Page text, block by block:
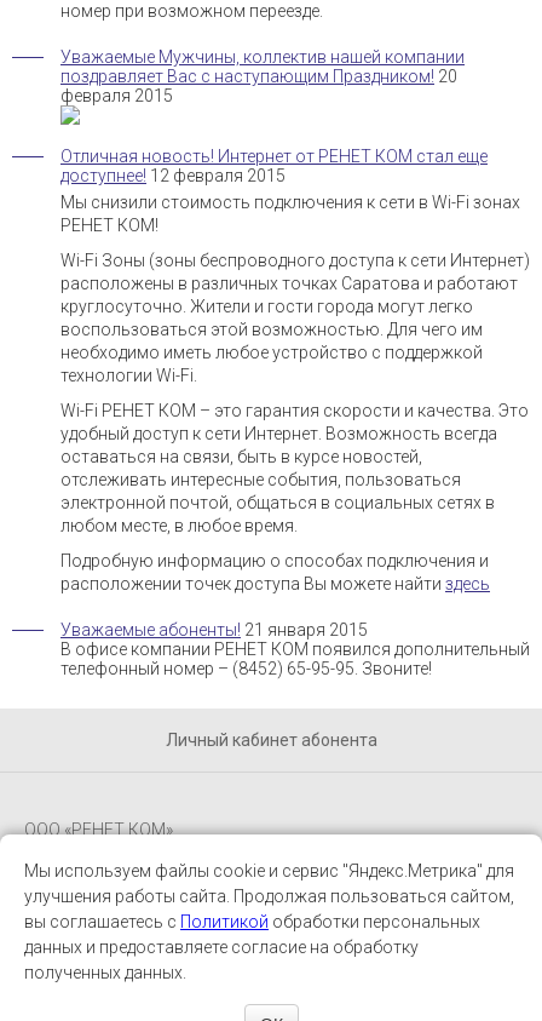
номер при возможном переезде.
Уважаемые Мужчины, коллектив нашей компании
поздравляет Вас с наступающим Праздником! 20
февраля 2015
Отличная новость! Интернет от РЕНЕТ КОМ стал еще
доступнее! 12 февраля 2015
Мы снизили стоимость подключения к сети в Wi-Fi зонах
РЕНЕТ КОМ!
Wi-Fi Зоны (зоны беспроводного доступа к сети Интернет)
расположены в различных точках Саратова и работают
круглосуточно. Жители и гости города могут легко
воспользоваться этой возможностью. Для чего им
необходимо иметь любое устройство с поддержкой
технологии Wi-Fi.
Wi-Fi РЕНЕТ КОМ – это гарантия скорости и качества. Это
удобный доступ к сети Интернет. Возможность всегда
оставаться на связи, быть в курсе новостей,
отслеживать интересные события, пользоваться
электронной почтой, общаться в социальных сетях в
любом месте, в любое время.
Подробную информацию о способах подключения и
расположении точек доступа Вы можете найти здесь
Уважаемые абоненты! 21 января 2015
В офисе компании РЕНЕТ КОМ появился дополнительный
телефонный номер – (8452) 65-95-95. Звоните!
Личный кабинет абонента
ООО «РЕНЕТ КОМ»
Будь в курсе
Адрес: 410012, г. Саратов, ул. Б. Казачья, 14
Телефон/факс:8452 65-95-95
Мы используем файлы cookie и сервис "Яндекс.Метрика" для
улучшения работы сайта. Продолжая пользоваться сайтом,
вы соглашаетесь с Политикой обработки персональных
данных и предоставляете согласие на обработку
полученных данных.